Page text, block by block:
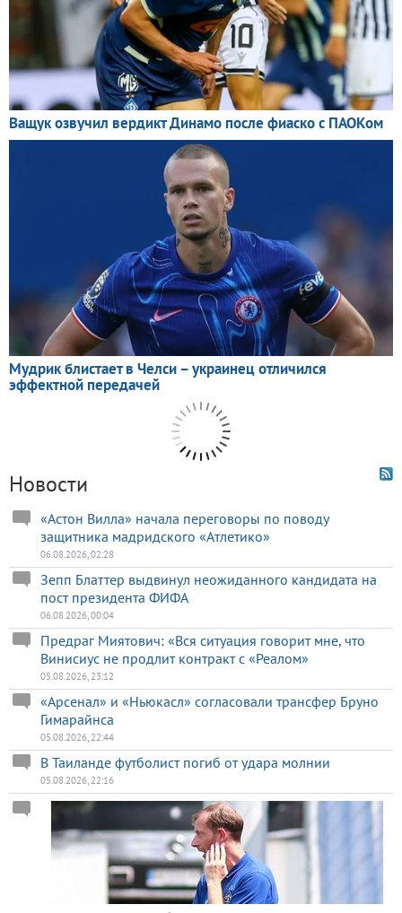
Новости
«Астон Вилла» начала переговоры по поводу
защитника мадридского «Атлетико»
06.08.2026, 02:28
Зепп Блаттер выдвинул неожиданного кандидата на
пост президента ФИФА
06.08.2026, 00:04
Предраг Миятович: «Вся ситуация говорит мне, что
Винисиус не продлит контракт с «Реалом»
05.08.2026, 23:12
«Арсенал» и «Ньюкасл» согласовали трансфер Бруно
Гимарайнса
05.08.2026, 22:44
В Таиланде футболист погиб от удара молнии
05.08.2026, 22:16